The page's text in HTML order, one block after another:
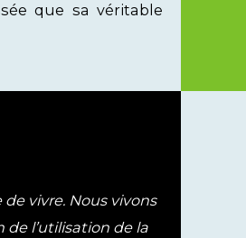
que sa véritable
vivre. Nous vivons
l’utilisation de la